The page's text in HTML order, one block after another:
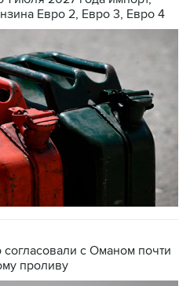
Евро 2, Евро 3, Евро 4
согласовали с Оманом почти
проливу